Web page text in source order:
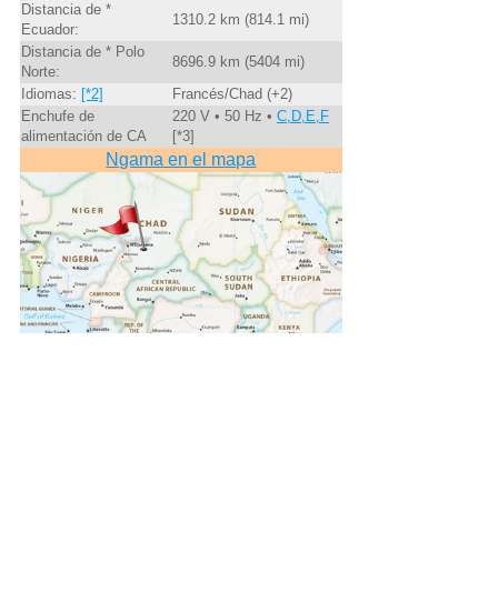
Distancia de *
Ecuador:
1310.2 km (814.1 mi)
Distancia de * Polo
Norte:
8696.9 km (5404 mi)
Idiomas: [*2]
Francés/Chad (+2)
Enchufe de
alimentación de CA
220 V • 50 Hz • C,D,E,F
[*3]
Ngama en el mapa